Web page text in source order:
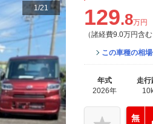
1/21 129.8万円
（諸経費9.0万円含む
この車種の相
年式
2026年
走行
無